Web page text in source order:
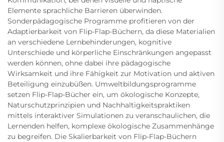
Elemente sprachliche Barrieren überwinden.
Sonderpädagogische Programme profitieren von der
Adaptierbarkeit von Flip-Flap-Büchern, da diese Materialien
an verschiedene Lernbehinderungen, kognitive
Unterschiede und körperliche Einschränkungen angepasst
werden können, ohne dabei ihre pädagogische
Wirksamkeit und ihre Fähigkeit zur Motivation und aktiven
Beteiligung einzubüßen. Umweltbildungsprogramme
setzen Flip-Flap-Bücher ein, um ökologische Konzepte,
Naturschutzprinzipien und Nachhaltigkeitspraktiken
mittels interaktiver Simulationen zu veranschaulichen, die
Lernenden helfen, komplexe ökologische Zusammenhänge
zu begreifen. Die Skalierbarkeit von Flip-Flap-Büchern